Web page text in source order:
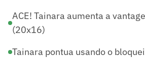
ACE! Tainara aumenta a
(20x16)
Tainara pontua usando o